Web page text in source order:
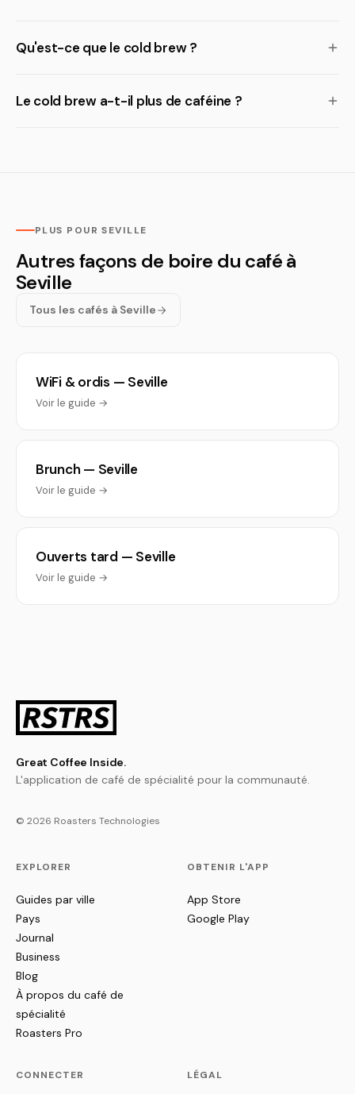
Qu'est-ce que le cold brew ?
Le cold brew a-t-il plus de caféine ?
PLUS POUR SEVILLE
Autres façons de boire du café à
Seville
Tous les cafés à Seville
WiFi & ordis — Seville
Voir le guide →
Brunch — Seville
Voir le guide →
Ouverts tard — Seville
Voir le guide →
Great Coffee Inside.
L'application de café de spécialité pour la communauté.
© 2026 Roasters Technologies
EXPLORER
Guides par ville
Pays
Journal
Business
Blog
À propos du café de
spécialité
Roasters Pro
OBTENIR L'APP
App Store
Google Play
CONNECTER LÉGAL